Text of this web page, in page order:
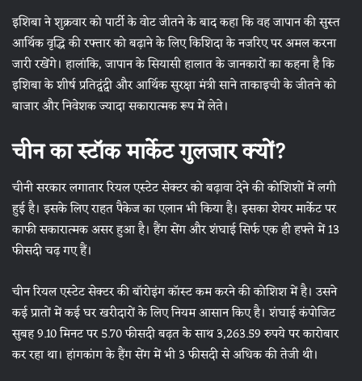
इशिबा ने शुक्रवार को पार्टी के वोट जीतने के बाद कहा कि वह जापान की सुस्त
आर्थिक वृद्धि की रफ्तार को बढ़ाने के लिए किशिदा के नजरिए पर अमल करना
जारी रखेंगे। हालांकि, जापान के सियासी हालात के जानकारों का कहना है कि
इशिबा के शीर्ष प्रतिद्वंद्वी और आर्थिक सुरक्षा मंत्री साने ताकाइची के जीतने को
बाजार और निवेशक ज्यादा सकारात्मक रूप में लेते।
चीन का स्टॉक मार्केट गुलजार क्यों?
चीनी सरकार लगातार रियल एस्टेट सेक्टर को बढ़ावा देने की कोशिशों में लगी
हुई है। इसके लिए राहत पैकेज का एलान भी किया है। इसका शेयर मार्केट पर
काफी सकारात्मक असर हुआ है। हैंग सेंग और शंघाई सिर्फ एक ही हफ्ते में 13
फीसदी चढ़ गए हैं।
चीन रियल एस्टेट सेक्टर की बॉरोइंग कॉस्ट कम करने की कोशिश में है। उसने
कई प्रातों में कई घर खरीदारों के लिए नियम आसान किए है। शंघाई कंपोजिट
सुबह 9.10 मिनट पर 5.70 फीसदी बढ़त के साथ 3,263.59 रुपये पर कारोबार
कर रहा था। हांगकांग के हैंग सेंग में भी 3 फीसदी से अधिक की तेजी थी।